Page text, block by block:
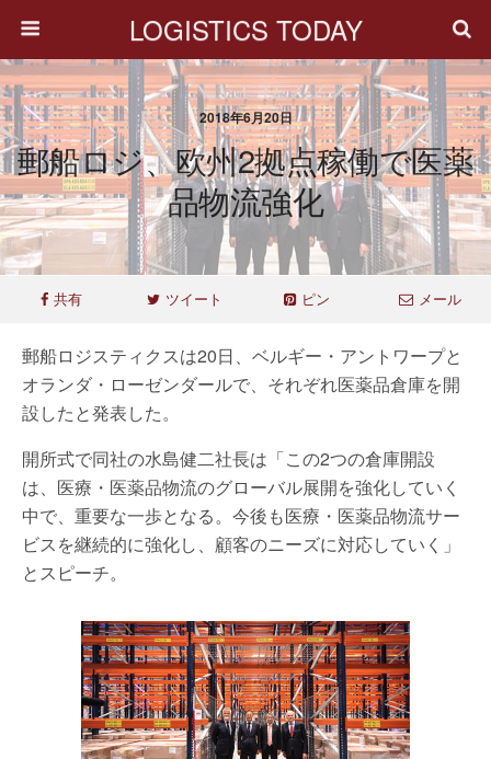
LOGISTICS TODAY
2018年6月20日
郵船ロジ、欧州2拠点稼働で医薬
品物流強化
共有 ツイート ピン メール
郵船ロジスティクスは20日、ベルギー・アントワープと
オランダ・ローゼンダールで、それぞれ医薬品倉庫を開
設したと発表した。
開所式で同社の水島健二社長は「この2つの倉庫開設
は、医療・医薬品物流のグローバル展開を強化していく
中で、重要な一歩となる。今後も医療・医薬品物流サー
ビスを継続的に強化し、顧客のニーズに対応していく」
とスピーチ。